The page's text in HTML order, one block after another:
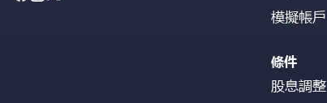
模擬帳戶
條件
股息調整